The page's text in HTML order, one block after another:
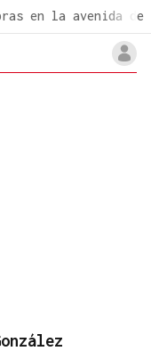
en la avenida de